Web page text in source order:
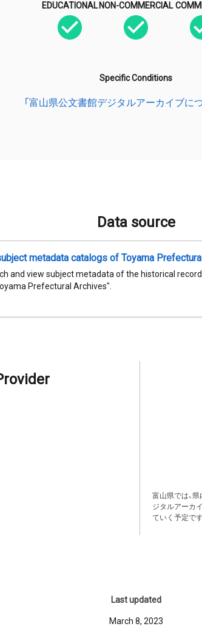
EDUCATIONAL NON-COMMERCIAL
Specific Conditions
「富山県公文書館デジタルアーカイブにつ
Data source
metadata catalogs of Toyama
and view subject metadata of the historical
Prefectural Archives".
富山県では、
ジタルアーカ
ていく予定です
Last updated
March 8, 2023